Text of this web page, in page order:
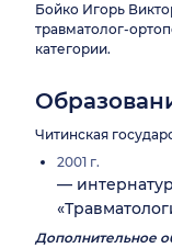
Бойко Игорь
травматолог-
категории.
Читинская
2001 г.
—
Дополнительное